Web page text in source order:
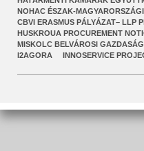
NOHAC ÉSZAK-
CBVI ERASMUS PÁLYÁZAT– LLP
HUSKROUA PROCUREMENT
MISKOLC BELVÁROSI
I2AGORA
INNOSERVICE